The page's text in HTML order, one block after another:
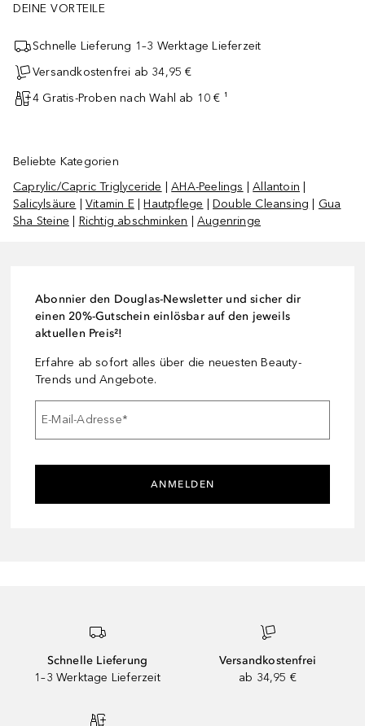
DEINE VORTEILE
Schnelle Lieferung 1–3 Werktage Lieferzeit
Versandkostenfrei ab 34,95 €
4 Gratis-Proben nach Wahl ab 10 € ¹
Beliebte Kategorien
Caprylic/Capric Triglyceride |AHA-Peelings |Allantoin
Salicylsäure |Vitamin E|Hautpflege |Double Cleansing
Gua
Sha Steine
Richtig abschminken |Augenringe
Abonnier den Douglas-Newsletter und sicher dir
einen 20%-Gutschein einlösbar auf den jeweils
aktuellen Preis²!
Erfahre ab sofort alles über die neuesten Beauty-
Trends und Angebote.
E-Mail-Adresse*
ANMELDEN
Schnelle Lieferung
1–3 Werktage Lieferzeit
Versandkostenfrei
ab 34,95 €